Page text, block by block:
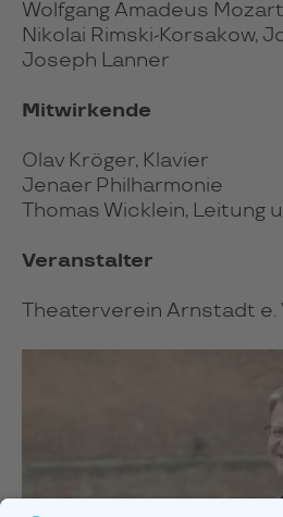
Wolfgang Amadeus
Nikolai Rimski-Korsakow,
Joseph Lanner
Mitwirkende
Olav Kröger, Klavier
Jenaer Philharmonie
Thomas Wicklein, Leitung
Veranstalter
Theaterverein Arnstadt e.